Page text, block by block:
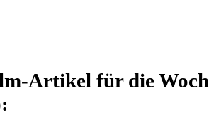
Artikel für die